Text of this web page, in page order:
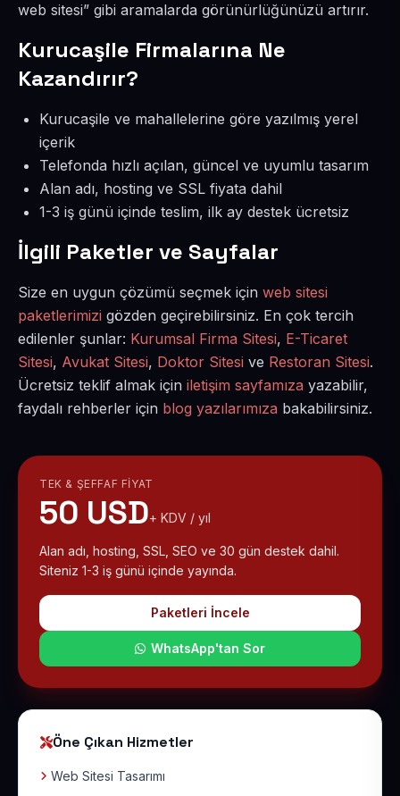
web sitesi” gibi aramalarda görünürlüğünüzü artırır.
Kurucaşile Firmalarına Ne
Kazandırır?
Kurucaşile ve mahallelerine göre yazılmış yerel
içerik
Telefonda hızlı açılan, güncel ve uyumlu tasarım
Alan adı, hosting ve SSL fiyata dahil
1-3 iş günü içinde teslim, ilk ay destek ücretsiz
İlgili Paketler ve Sayfalar
Size en uygun çözümü seçmek için web sitesi
paketlerimizi gözden geçirebilirsiniz. En çok tercih
edilenler şunlar: Kurumsal Firma Sitesi, E-Ticaret
Sitesi, Avukat Sitesi, Doktor Sitesi ve Restoran Sitesi.
Ücretsiz teklif almak için iletişim sayfamıza yazabilir,
faydalı rehberler için blog yazılarımıza bakabilirsiniz.
TEK & ŞEFFAF FIYAT
50 USD+ KDV / yıl
Alan adı, hosting, SSL, SEO ve 30 gün destek dahil.
Siteniz 1-3 iş günü içinde yayında.
Paketleri İncele
WhatsApp'tan Sor
Öne Çıkan Hizmetler
Web Sitesi Tasarımı